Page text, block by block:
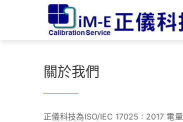
關於我們
正儀科技為ISO/IEC 17025 : 2017 電